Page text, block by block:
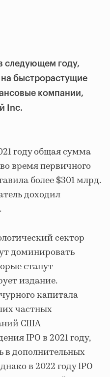
следующем году,
на быстрорастущие
компании,
Inc.
году общая сумма
время первичного
более $301 млрд.
доходил
сектор
доминировать
станут
издание.
капитала
частных
США
IPO в 2021 году,
в дополнительных
в 2022 году IPO